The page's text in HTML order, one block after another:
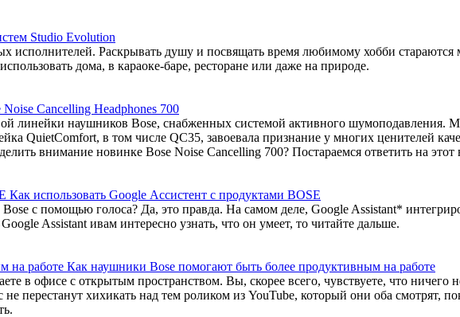
Studio Evolution
исполнителей. Раскрывать душу и посвящать время любимому хобби
дома, в караоке-баре, ресторане или даже на природе.
Cancelling Headphones 700
линейки наушников Bose, снабженных системой активного шумоподавления.
QuietComfort, в том числе QC35, завоевала признание у многих ценителей
внимание новинке Bose Noise Cancelling 700? Постараемся ответить на этот
Как использовать Google Ассистент с продуктами BOSE
с помощью голоса? Да, это правда. На самом деле, Google Assistant*
Assistant ивам интересно узнать, что он умеет, то читайте дальше.
Как наушники Bose помогают быть более продуктивным на работе
в офисе с открытым пространством. Вы, скорее всего, чувствуете, что
перестанут хихикать над тем роликом из YouTube, который они оба